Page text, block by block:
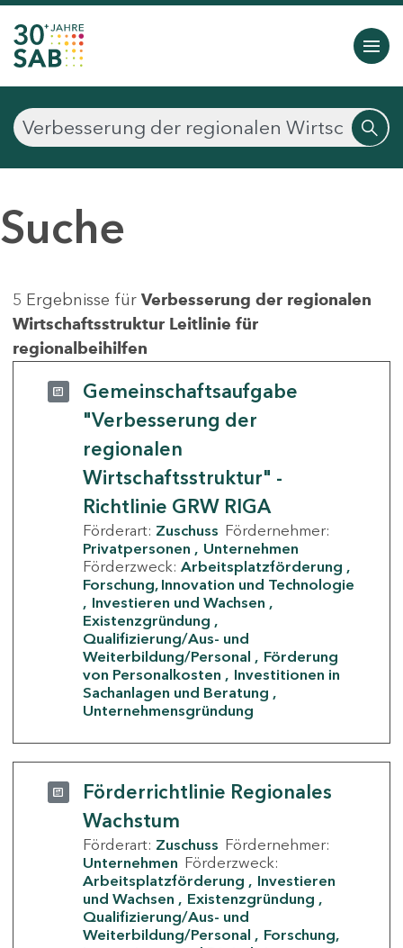
Suche
5 Ergebnisse für Verbesserung der regionalen
Wirtschaftsstruktur Leitlinie für
regionalbeihilfen
Gemeinschaftsaufgabe
"Verbesserung der
regionalen
Wirtschaftsstruktur" -
Richtlinie GRW RIGA
Förderart: Zuschuss Fördernehmer:
Privatpersonen
Unternehmen
Förderzweck: Arbeitsplatzförderung
Forschung, Innovation und Technologie
Investieren und Wachsen
Existenzgründung
Qualifizierung/Aus- und
Weiterbildung/Personal
Förderung
von Personalkosten
Investitionen in
Sachanlagen und Beratung
Unternehmensgründung
Förderrichtlinie Regionales
Wachstum
Förderart: Zuschuss Fördernehmer:
Unternehmen Förderzweck:
Arbeitsplatzförderung
Investieren
und Wachsen
Existenzgründung
Qualifizierung/Aus- und
Weiterbildung/Personal
Forschung,